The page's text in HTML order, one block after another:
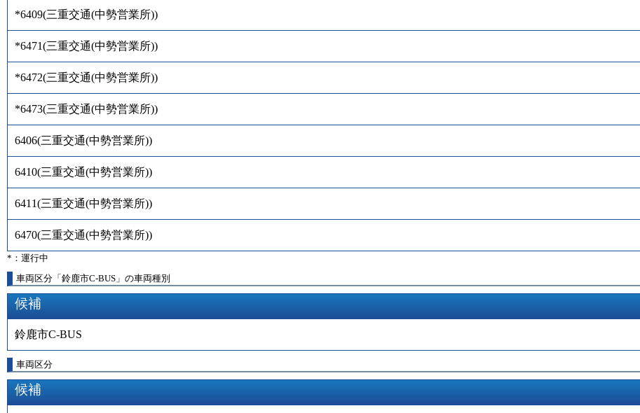
*6409(三重交通(中勢営業所))
*6471(三重交通(中勢営業所))
*6472(三重交通(中勢営業所))
*6473(三重交通(中勢営業所))
6406(三重交通(中勢営業所))
6410(三重交通(中勢営業所))
6411(三重交通(中勢営業所))
6470(三重交通(中勢営業所))
*：運行中
車両区分「鈴鹿市C-BUS」の車両種別
候補
鈴鹿市C-BUS
車両区分
候補